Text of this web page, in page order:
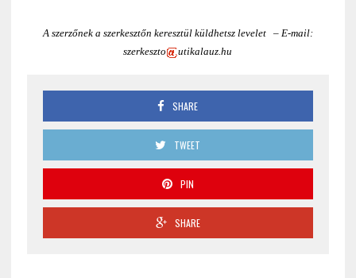
A szerzőnek a szerkesztőn keresztül küldhetsz levelet – E-mail:
szerkeszto
utikalauz.hu
SHARE
TWEET
PIN
SHARE